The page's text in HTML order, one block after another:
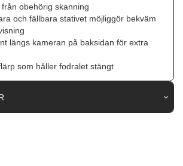
obehörig skanning
och fällbara stativet möjliggör bekväm
längs kameran på baksidan för extra
som håller fodralet stängt